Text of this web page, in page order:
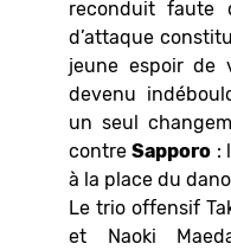
reconduit faute
d’attaque
jeune espoir de
devenu
un seul
contreSapporo :
à la place du
Le trio offensif
et Naoki